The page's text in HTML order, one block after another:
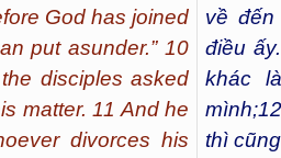
God has joined
put asunder.” 10
disciples asked
matter. 11 And he
divorces his
về
điều ấy.
khác
mình;12
thì